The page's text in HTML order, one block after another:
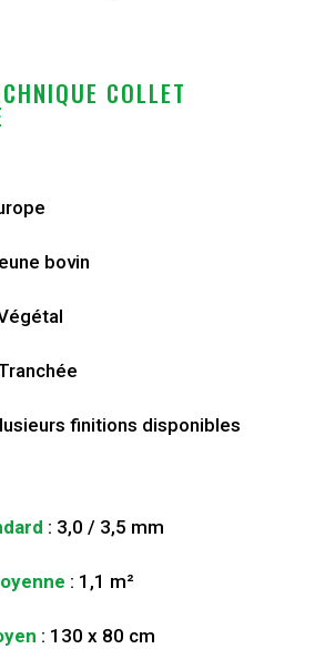
COLLET
bovin
finitions disponibles
: 3,0 / 3,5 mm
: 1,1 m²
: 130 x 80 cm